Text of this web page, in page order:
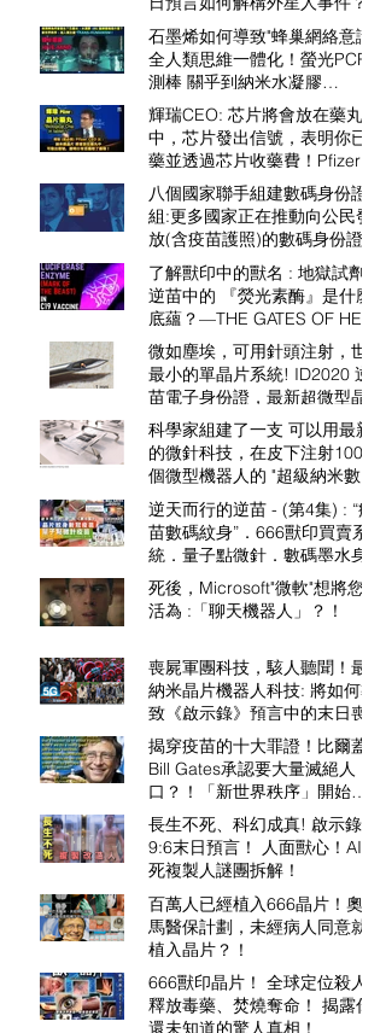
星人，本是鬼魔的靈！
石墨烯如何導致"蜂巢網絡意識"
全人類思維一體化！螢光PCR檢
測棒 關乎到納米水凝膠
Hydrogel？ - 新世界序秩 超人
類主義 基因改造毒喵與險測揭
露！
輝瑞CEO: 芯片將會放在藥丸
中，芯片發出信號，表明你已服
藥並透過芯片收藥費！Pfizer
CEO Bourla : "Biological
MicroChip is in the tablet！"
八個國家聯手組建數碼身份證小
組:更多國家正在推動向公民發
放(含疫苗護照)的數碼身份證！
ID2020即將在全球多國陸續推
行！
了解獸印中的獸名 : 地獄試劑 -
逆苗中的 『熒光素酶』是什麼
底蘊？—THE GATES OF HELL
& ‘LUCIFERASE’
微如塵埃，可用針頭注射，世界
最小的單晶片系統! ID2020 逆
苗電子身份證，最新超微型晶片
666獸印!
科學家組建了一支 可以用最新
的微針科技，在皮下注射100萬
個微型機器人的 "超級納米數碼
機器人軍團"！研究團隊 : "親愛
的，我已經縮小了機器人！" 不
久就可以當作(逆苗)數碼身份
證，植入你體內？！
逆天而行的逆苗 - (第4集) : “疫
苗數碼紋身”．666獸印買賣系
統．量子點微針．數碼墨水身份
證．“電子疫苗” 加密數碼貨幣．
植入RFID微晶片於無形？
死後，Microsoft"微軟"想將您復
活為 :「聊天機器人」？！
喪屍軍團科技，駭人聽聞！最新
納米晶片機器人科技: 將如何導
致《啟示錄》預言中的末日喪
屍？！
揭穿疫苗的十大罪證！比爾蓋茨
Bill Gates承認要大量滅絕人
口？！「新世界秩序」開始
了?！
長生不死、科幻成真! 啟示錄
9:6末日預言！ 人面獸心！AI不
死複製人謎團拆解！
百萬人已經植入666晶片！奧巴
馬醫保計劃，未經病人同意就可
植入晶片？！
666獸印晶片！ 全球定位殺人、
釋放毒藥、焚燒奪命！ 揭露你
還未知道的驚人真相！